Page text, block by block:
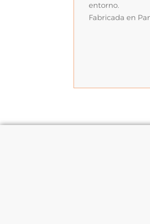
entorno.
Fabricada en